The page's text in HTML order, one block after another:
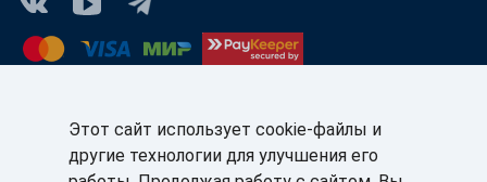
КЛИЕНТАМ: ПАРТНЁРАМ:
Этот сайт использует cookie-файлы и
другие технологии для улучшения его